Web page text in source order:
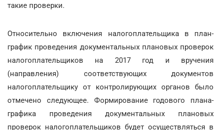
такие проверки.
Относительно включения налогоплательщика в план-
график проведения документальных плановых проверок
налогоплательщиков на 2017 год и вручения
(направления) соответствующих документов
налогоплательщику от контролирующих органов было
отмечено следующее. Формирование годового плана-
графика проведения документальных плановых
проверок налогоплательщиков будет осуществляться в